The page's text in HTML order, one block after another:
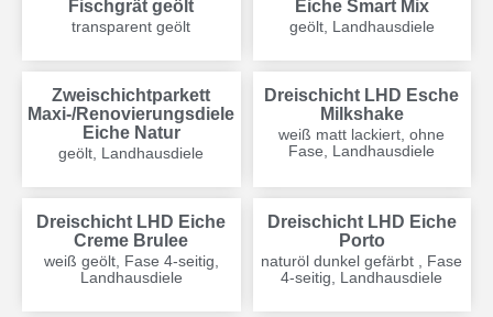
Fischgrät geölt
transparent geölt
Eiche Smart Mix
geölt, Landhausdiele
Zweischichtparkett
Maxi-/Renovierungsdiele
Eiche Natur
geölt, Landhausdiele
Dreischicht LHD Esche
Milkshake
weiß matt lackiert, ohne
Fase, Landhausdiele
Dreischicht LHD Eiche
Creme Brulee
weiß geölt, Fase 4-seitig,
Landhausdiele
Dreischicht LHD Eiche
Porto
naturöl dunkel gefärbt , Fase
4-seitig, Landhausdiele